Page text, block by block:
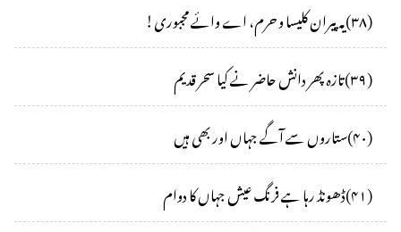
(۳۸)یہ پیران کلیسا و حرم، اے وائے مجبوری!
(۳۹)تازہ پھر دانش حاضر نے کیا سحر قدیم
(۴۰)ستاروں سے آگے جہاں اور بھی ہیں
(۴۱)ڈھونڈ رہا ہے فرنگ عیش جہاں کا دوام